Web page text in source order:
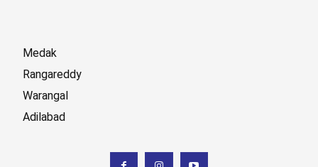
Medak
Rangareddy
Warangal
Adilabad